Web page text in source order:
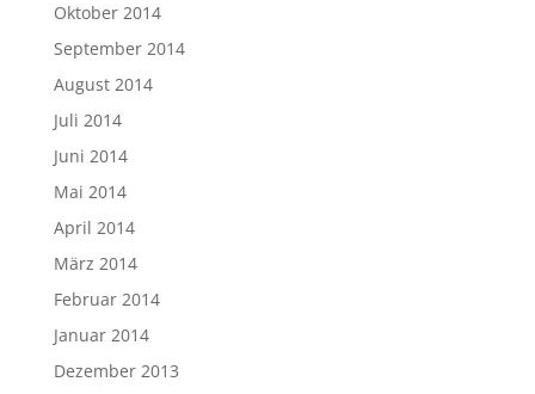
Oktober 2014
September 2014
August 2014
Juli 2014
Juni 2014
Mai 2014
April 2014
März 2014
Februar 2014
Januar 2014
Dezember 2013